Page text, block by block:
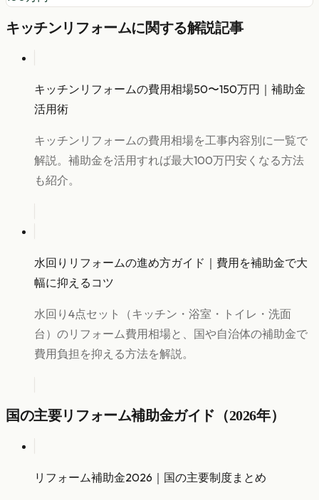
キッチンリフォームに関する解説記事
キッチンリフォームの費用相場50〜150万円｜補助金
活用術
キッチンリフォームの費用相場を工事内容別に一覧で
解説。補助金を活用すれば最大100万円安くなる方法
も紹介。
水回りリフォームの進め方ガイド｜費用を補助金で大
幅に抑えるコツ
水回り4点セット（キッチン・浴室・トイレ・洗面
台）のリフォーム費用相場と、国や自治体の補助金で
費用負担を抑える方法を解説。
国の主要リフォーム補助金ガイド（2026年）
リフォーム補助金2026｜国の主要制度まとめ